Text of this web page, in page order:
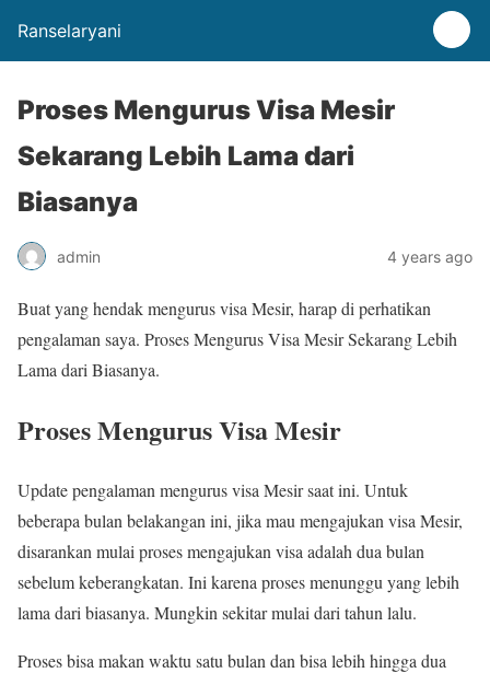
Ranselaryani
Proses Mengurus Visa Mesir
Sekarang Lebih Lama dari
Biasanya
admin 4 years ago
Buat yang hendak mengurus visa Mesir, harap di perhatikan
pengalaman saya. Proses Mengurus Visa Mesir Sekarang Lebih
Lama dari Biasanya.
Proses Mengurus Visa Mesir
Update pengalaman mengurus visa Mesir saat ini. Untuk
beberapa bulan belakangan ini, jika mau mengajukan visa Mesir,
disarankan mulai proses mengajukan visa adalah dua bulan
sebelum keberangkatan. Ini karena proses menunggu yang lebih
lama dari biasanya. Mungkin sekitar mulai dari tahun lalu.
Proses bisa makan waktu satu bulan dan bisa lebih hingga dua